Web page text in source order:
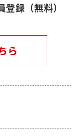
録（無料）
ら